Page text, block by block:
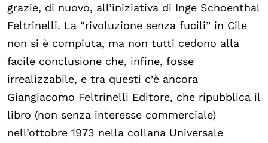
grazie, di nuovo, all’iniziativa di Inge Schoenthal
Feltrinelli. La “rivoluzione senza fucili” in Cile
non si è compiuta, ma non tutti cedono alla
facile conclusione che, infine, fosse
irrealizzabile, e tra questi c’è ancora
Giangiacomo Feltrinelli Editore, che ripubblica il
libro (non senza interesse commerciale)
nell’ottobre 1973 nella collana Universale